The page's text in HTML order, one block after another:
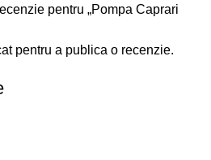
pentru „Pompa Caprari
pentru a publica o recenzie.